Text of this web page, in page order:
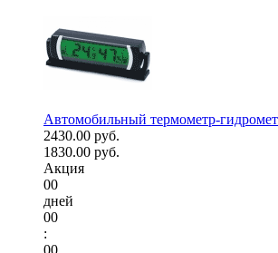
Автомобильный термометр-
2430.00 руб.
1830.00 руб.
Акция
00
дней
00
: